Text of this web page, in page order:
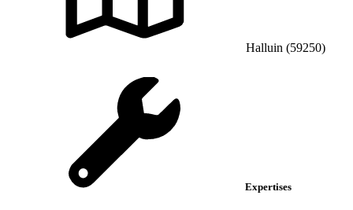
Halluin (59250)
Expertises